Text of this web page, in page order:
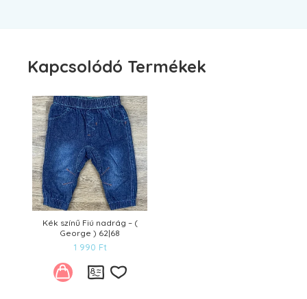
Kapcsolódó Termékek
Kék színű Fiú nadrág – (
George ) 62|68
1 990 Ft